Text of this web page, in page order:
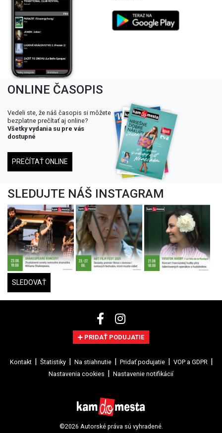
ONLINE ČASOPIS
Vedeli ste, že náš časopis si môžete
bezplatne prečítať aj online?
Všetky vydania su pre vás
dostupné
PREČÍTAŤ ONLINE
SLEDUJTE NÁŠ INSTAGRAM
SLEDOVAŤ
PRIDAŤ PODUJATIE
Kontakt Štatistiky Na stiahnutie Pridať podujatie
VOP a GDPR
Nastavenia cookies
Nastavenie notifikácií
©2026 Autorské práva sú vyhradené.